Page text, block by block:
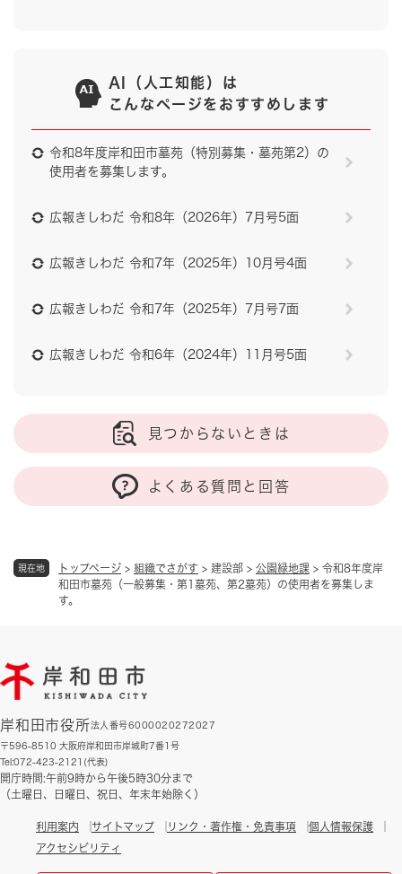
現在地 トップページ > 組織でさがす > 建設部 > 公園緑地課 > 令和8年度岸
和田市墓苑（一般募集・第1墓苑、第2墓苑）の使用者を募集しま
す。
AI（人工知能）は
こんなページをおすすめします
令和8年度岸和田市墓苑（特別募集・墓苑第2）の
使用者を募集します。
広報きしわだ 令和8年（2026年）7月号5面
広報きしわだ 令和7年（2025年）10月号4面
広報きしわだ 令和7年（2025年）7月号7面
広報きしわだ 令和6年（2024年）11月号5面
見つからないときは
よくある質問と回答
岸和田市役所法人番号6000020272027
〒596-8510 大阪府岸和田市岸城町7番1号
Tel:072-423-2121(代表)
開庁時間:午前9時から午後5時30分まで
（土曜日、日曜日、祝日、年末年始除く）
利用案内 サイトマップ リンク・著作権・免責事項
個人情報保護
アクセシビリティ